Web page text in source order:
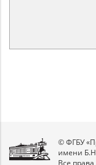
© ФГБУ
имени
Все